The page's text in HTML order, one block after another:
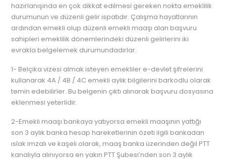
hazırlanışında en çok dikkat edilmesi gereken nokta emeklilik
durumunun ve düzenli gelir ispatıdır. Çalışma hayatlarının
ardından emekli olup düzenli emekli maaşı alan başvuru
sahipleri emeklilik dönemlerindeki düzenli gelirlerini iki
evrakla belgelemek durumundadırlar.
1- Belçika vizesi almak isteyen emekliler e-devlet şifrelerini
kullanarak 4A / 4B / 4C emekli aylık bilgilerini barkodlu olarak
temin edebilirler. Bu belgenin çıktı alınarak başvuru dosyasına
eklenmesi yeterlidir.
2-Emekli maaşı bankaya yatıyorsa emekli maaşının yattığı
son 3 aylık banka hesap hareketlerinin özeti ilgili bankadan
ıslak imzalı ve kaşeli olarak, maaş banka üzerinden değil PTT
kanalıyla alınıyorsa en yakın PTT Şubesi’nden son 3 aylık